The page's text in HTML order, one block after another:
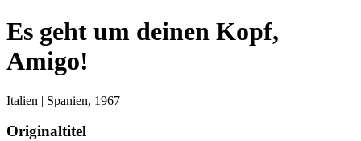
Es geht um deinen Kopf,
Amigo!
Italien | Spanien, 1967
Originaltitel